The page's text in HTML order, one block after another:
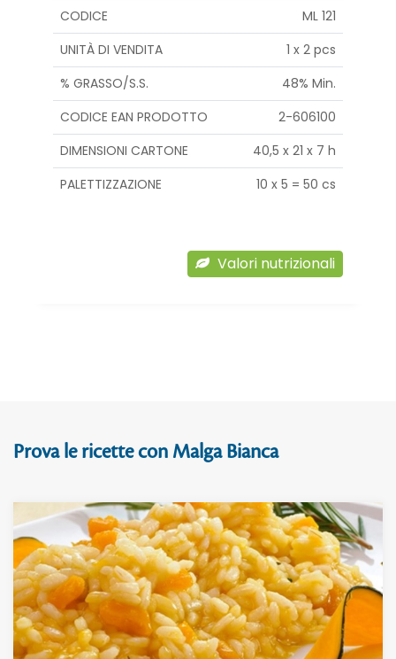
1 x 2 pcs
48% Min.
2-606100
40,5 x 21 x 7 h
10 x 5 = 50 cs
CODICE
UNITÀ DI VENDITA
% GRASSO/S.S.
CODICE EAN
DIMENSIONI CARTONE
PALETTIZZAZIONE
Prova le ricette con Malga Bianca